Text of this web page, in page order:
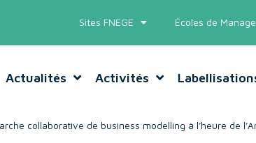
Sites FNEGE Écoles de
Actualités Activités
collaborative de business modelling à l’heure de